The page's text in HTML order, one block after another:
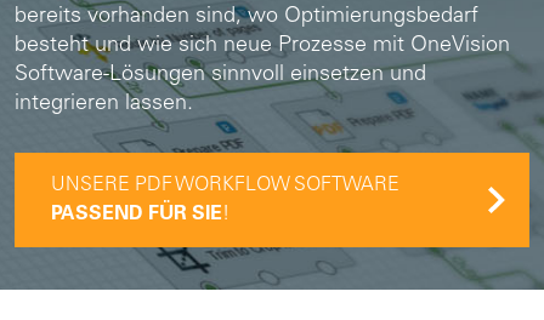
bereits vorhanden sind, wo Optimierungsbedarf
besteht und wie sich neue Prozesse mit OneVision
Software-Lösungen sinnvoll einsetzen und
integrieren lassen.
UNSERE PDF WORKFLOW SOFTWARE
PASSEND FÜR SIE!